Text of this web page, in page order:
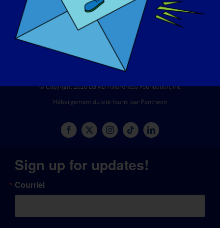
© Copyright 2026 LGMD Awareness Foundation, Inc
Hébergement du site fourni par Pantheon
Sign up for updates!
Courriel